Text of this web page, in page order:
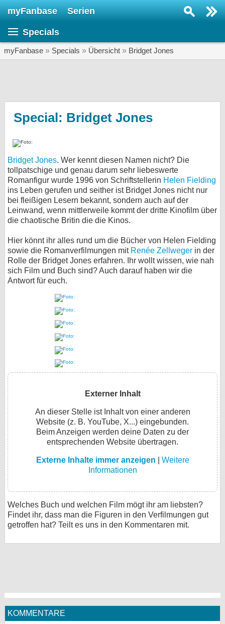
myFanbase Serien
Specials
myFanbase » Specials » Übersicht » Bridget Jones
Special: Bridget Jones
Bridget Jones. Wer kennt diesen Namen nicht? Die
tollpatschige und genau darum sehr liebeswerte
Romanfigur wurde 1996 von Schriftstellerin Helen Fielding
ins Leben gerufen und seither ist Bridget Jones nicht nur
bei fleißigen Lesern bekannt, sondern auch auf der
Leinwand, wenn mittlerweile kommt der dritte Kinofilm über
die chaotische Britin die die Kinos.
Hier könnt ihr alles rund um die Bücher von Helen Fielding
sowie die Romanverfilmungen mit Renée Zellweger in der
Rolle der Bridget Jones erfahren. Ihr wollt wissen, wie nah
sich Film und Buch sind? Auch darauf haben wir die
Antwort für euch.
Externer Inhalt
An dieser Stelle ist Inhalt von einer anderen
Website (z. B. YouTube, X...) eingebunden.
Beim Anzeigen werden deine Daten zu der
entsprechenden Website übertragen.
Externe Inhalte immer anzeigen
Weitere
Informationen
Welches Buch und welchen Film mögt ihr am liebsten?
Findet ihr, dass man die Figuren in den Verfilmungen gut
getroffen hat? Teilt es uns in den Kommentaren mit.
KOMMENTARE
SERIEN
Specials
SERVICE
Gewinnspiele
Forum
bei X
bei Facebook
Desktop-Ansicht
myFanbase